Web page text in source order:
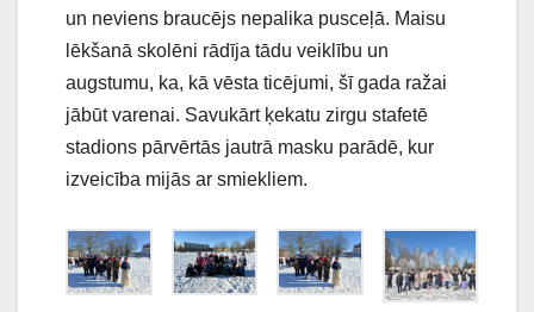
un neviens braucējs nepalika pusceļā. Maisu
lēkšanā skolēni rādīja tādu veiklību un
augstumu, ka, kā vēsta ticējumi, šī gada ražai
jābūt varenai. Savukārt ķekatu zirgu stafetē
stadions pārvērtās jautrā masku parādē, kur
izveicība mijās ar smiekliem.